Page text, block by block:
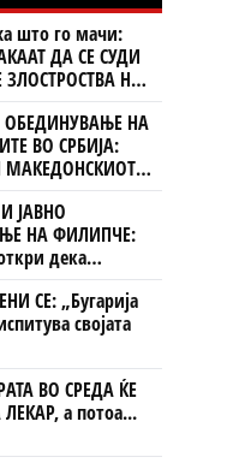
што го мачи:
ДА СЕ СУДИ
ЗЛОСТРОСТВА НА
ОБЕДИНУВАЊЕ НА
ВО СРБИЈА:
СОЈУЗ
ЈАВНО
НА ФИЛИПЧЕ:
дека
нема од
за кеш
СЕ: „Бугарија
својата
ВО СРЕДА ЌЕ
а потоа...